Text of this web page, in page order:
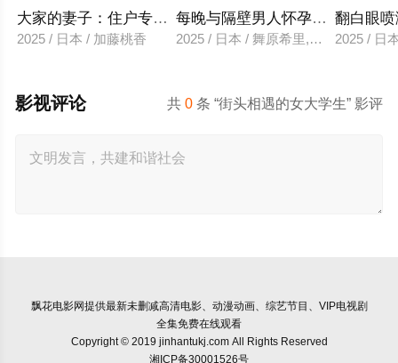
大家的妻子：住户专用洞口
2025 / 日本 / 加藤桃香
每晚与隔壁男人怀孕性爱
2025 / 日本 / 舞原希里,佐川金二
翻白眼
2025 / 日
共0 条 “街头相遇的女大学生” 影评
影视评论
飘花电影网提供最新未删减高清电影、动漫动画、综艺节目、VIP电视剧
全集免费在线观看
Copyright © 2019 jinhantukj.com All Rights Reserved
湘ICP备30001526号